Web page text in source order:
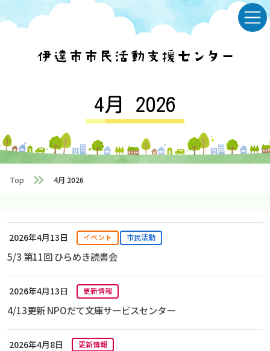
to
to
4月 2026
Top 4月 2026
2026年4月13日 イベント 市民活動
5/3 第11回 ひらめき読書会
2026年4月13日 更新情報
4/13更新 NPOだて文庫サービスセンター
2026年4月8日 更新情報